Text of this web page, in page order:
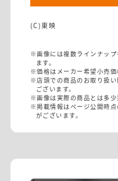
(C)東映
※画像には複数ラインナッ
ます。
※価格はメーカー希望小売価
※店頭での商品のお取り扱
ございます。
※画像は実際の商品とは多少
※掲載情報はページ公開時
がございます。